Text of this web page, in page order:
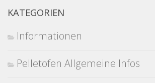
KATEGORIEN
Informationen
Pelletofen Allgemeine Infos